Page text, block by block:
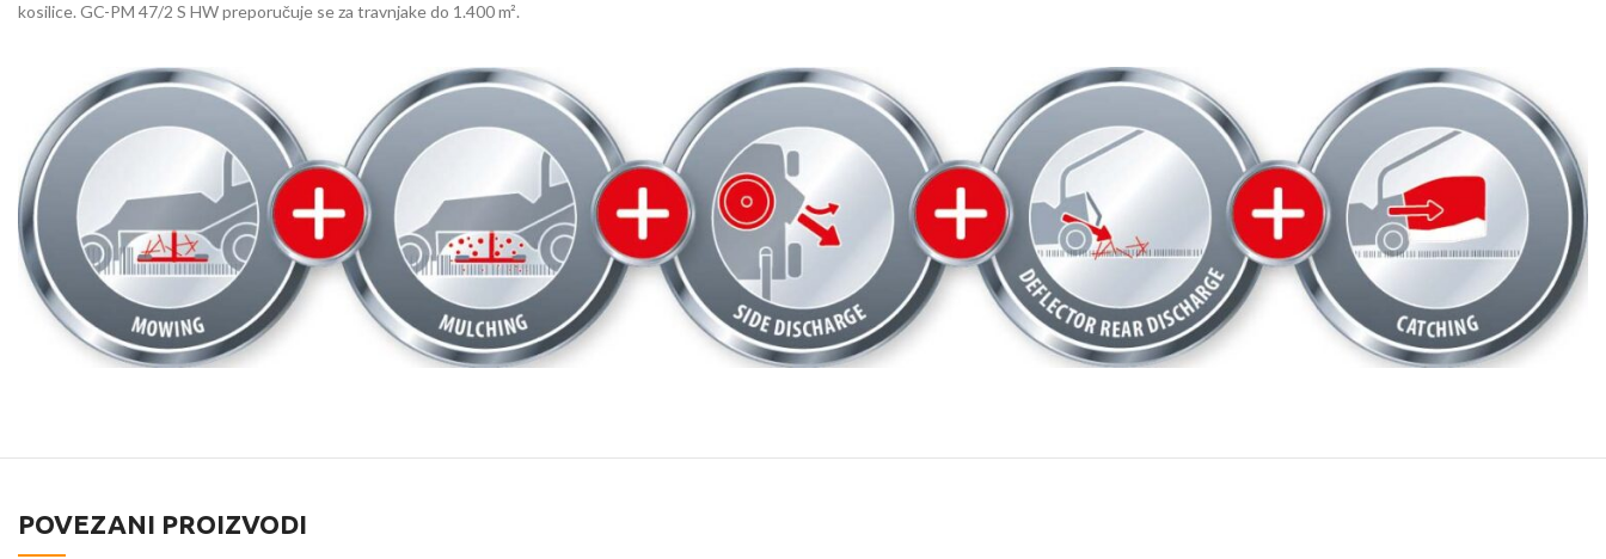
kosilice. GC-PM 47/2 S HW preporučuje se za travnjake do 1.400 m².
POVEZANI PROIZVODI